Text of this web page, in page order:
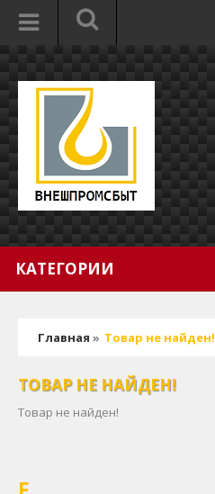
КАТЕГОРИИ
Главная » Товар не найден!
ТОВАР НЕ НАЙДЕН!
Товар не найден!